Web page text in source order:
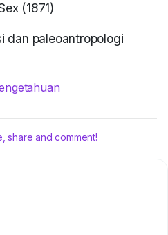
(1871)
dan paleoantropologi
share and comment!